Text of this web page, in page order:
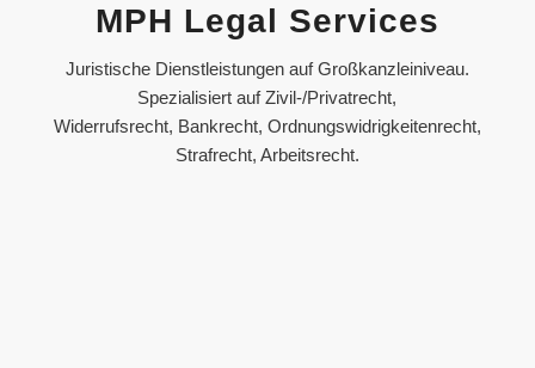
MPH Legal Services
Juristische Dienstleistungen auf Großkanzleiniveau.
Spezialisiert auf Zivil-/Privatrecht,
Widerrufsrecht, Bankrecht, Ordnungswidrigkeitenrecht,
Strafrecht, Arbeitsrecht.